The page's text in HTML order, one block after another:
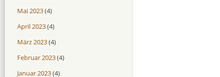
Mai 2023(4)
April 2023(4)
März 2023(4)
Februar 2023(4)
Januar 2023(4)